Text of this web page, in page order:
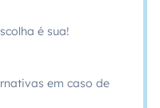
é sua!
em caso de